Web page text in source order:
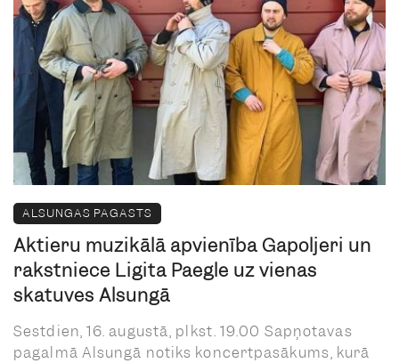
ALSUNGAS PAGASTS
Aktieru muzikālā apvienība Gapoljeri un
rakstniece Ligita Paegle uz vienas
skatuves Alsungā
Sestdien, 16. augustā, plkst. 19.00 Sapņotavas
pagalmā Alsungā notiks koncertpasākums, kurā